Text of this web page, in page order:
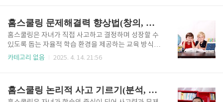
성과라는 세 가지 측면은 ..
점이 되는 평가 형태로, 단지 시험을 보는 것이 아니라
자녀의 인지 수준, 정서 상태, 학습 습관, 성향 등을 총체
적으로 점검하는 과정입니다. 홈스쿨링에서는 학교와
달리 정해진 학기나 시험일정이 없기 때문에 진단평가
를 보다 유연하고 상황에 맞게 적용할 수 있으며, 이를
녀의 학습 경향을 분..
홈스쿨링 문제해결력 향상법(창의, 전략, 선택)
홈스쿨링은 자녀가 직접 사고하고 결정하며 성장할 수
있도록 돕는 자율적 학습 환경을 제공하는 교육 방식이
며, 그 과정에서 문제해결력은 핵심적인 역량으로 기능
게 적합한 방법을 전략적으로 선택하여 실행하고 그 결
카테고리 없음 2025. 4. 14. 21:56
홈스쿨링 논리적 사고 기르기(분석, 비교, 비판)